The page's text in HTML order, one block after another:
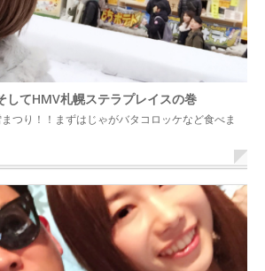
してHMV札幌ステラプレイスの巻
つり！！まずはじゃがバタコロッケなど食べま